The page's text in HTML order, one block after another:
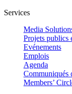
Services
Media
Projets publics
Evénements
Emplois
Agenda
Communiqués
Members’